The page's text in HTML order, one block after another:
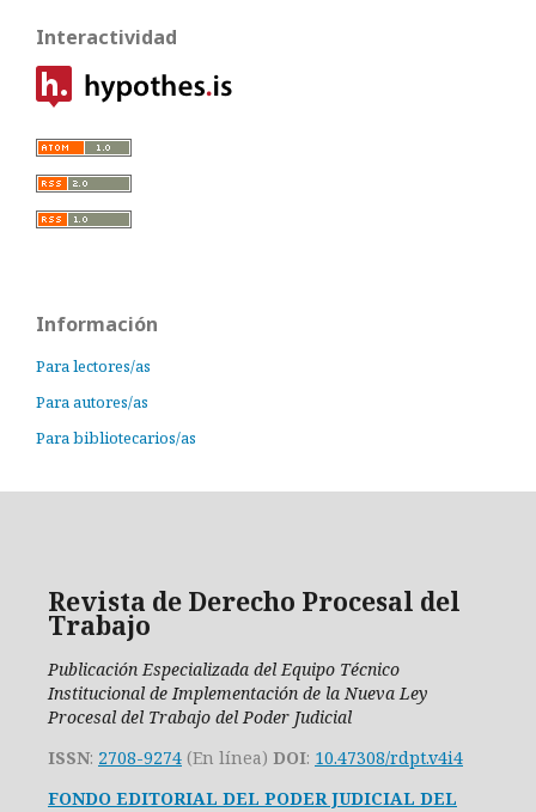
Interactividad
Información
Para lectores/as
Para autores/as
Para bibliotecarios/as
Revista de Derecho Procesal del
Trabajo
Publicación Especializada del Equipo Técnico
Institucional de Implementación de la Nueva Ley
Procesal del Trabajo del Poder Judicial
ISSN: 2708-9274 (En línea) DOI: 10.47308/rdpt.v4i4
FONDO EDITORIAL DEL PODER JUDICIAL DEL